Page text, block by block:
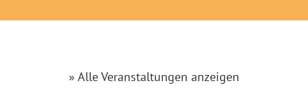
» Alle Veranstaltungen anzeigen